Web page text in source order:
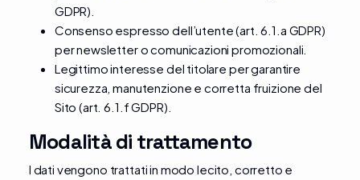
GDPR).
Consenso espresso dell’utente (art. 6.1.a GDPR)
per newsletter o comunicazioni promozionali.
Legittimo interesse del titolare per garantire
sicurezza, manutenzione e corretta fruizione del
Sito (art. 6.1.f GDPR).
Modalità di trattamento
I dati vengono trattati in modo lecito, corretto e